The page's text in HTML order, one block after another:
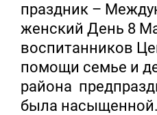
праздник –
женский День 8
воспитанников
помощи семье и
района
была